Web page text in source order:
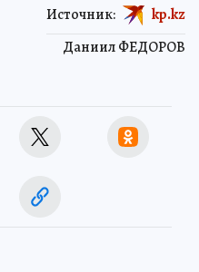
Даниил ФЕДОРОВ
Источник: kp.kz